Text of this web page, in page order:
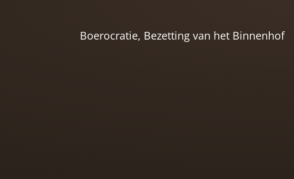
Boerocratie, Bezetting van het Binnenhof